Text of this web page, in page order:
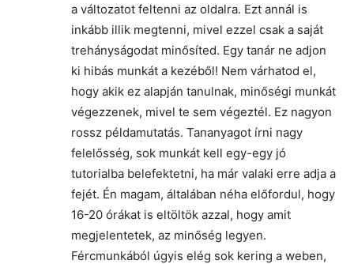
a változatot feltenni az oldalra. Ezt annál is
inkább illik megtenni, mivel ezzel csak a saját
trehányságodat minősíted. Egy tanár ne adjon
ki hibás munkát a kezéből! Nem várhatod el,
hogy akik ez alapján tanulnak, minőségi munkát
végezzenek, mivel te sem végeztél. Ez nagyon
rossz példamutatás. Tananyagot írni nagy
felelősség, sok munkát kell egy-egy jó
tutorialba belefektetni, ha már valaki erre adja a
fejét. Én magam, általában néha előfordul, hogy
16-20 órákat is eltöltök azzal, hogy amit
megjelentetek, az minőség legyen.
Fércmunkából úgyis elég sok kering a weben,